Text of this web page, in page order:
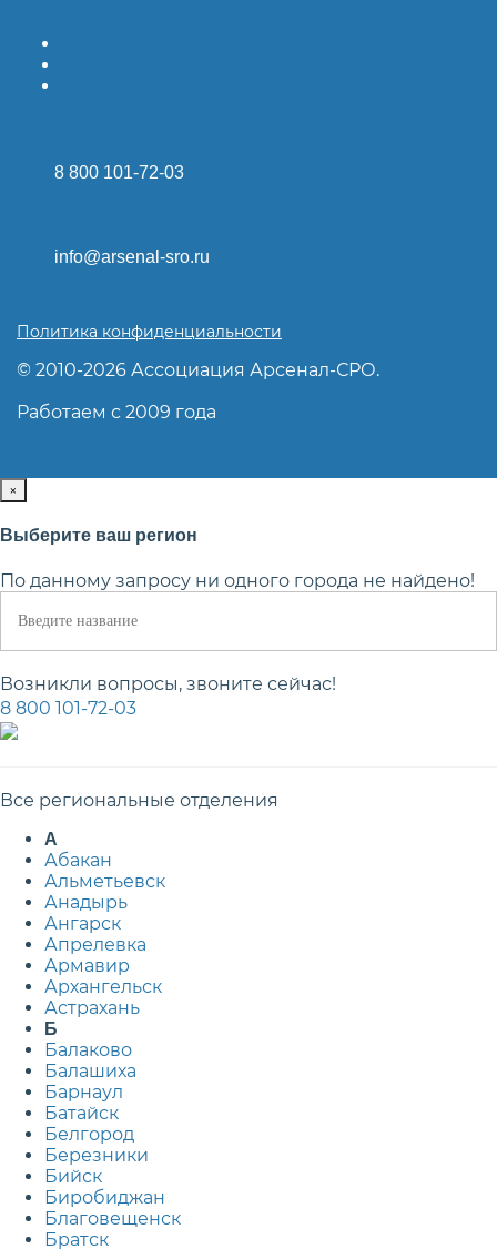
Политика конфиденциальности
8 800 101-72-03
info@arsenal-sro.ru
© 2010-2026 Ассоциация Арсенал-СРО.
Работаем с 2009 года
×
Выберите ваш регион
По данному запросу ни одного города не найдено!
Возникли вопросы, звоните сейчас!
8 800 101-72-03
Все региональные отделения
А
Абакан
Альметьевск
Анадырь
Ангарск
Апрелевка
Армавир
Архангельск
Астрахань
Б
Балаково
Балашиха
Барнаул
Батайск
Белгород
Березники
Бийск
Биробиджан
Благовещенск
Братск